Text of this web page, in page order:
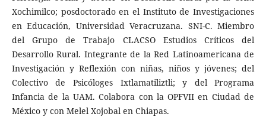
Xochimilco; posdoctorado en el Instituto de Investigaciones
en Educación, Universidad Veracruzana. SNI-C. Miembro
del Grupo de Trabajo CLACSO Estudios Críticos del
Desarrollo Rural. Integrante de la Red Latinoamericana de
Investigación y Reflexión con niñas, niños y jóvenes; del
Colectivo de Psicóloges Ixtlamatiliztli; y del Programa
Infancia de la UAM. Colabora con la OPFVII en Ciudad de
México y con Melel Xojobal en Chiapas.